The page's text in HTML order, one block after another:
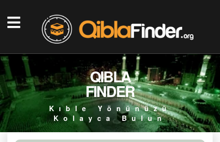
QIBLA
FINDER
Kıble Yönünüzü
Kolayca Bulun